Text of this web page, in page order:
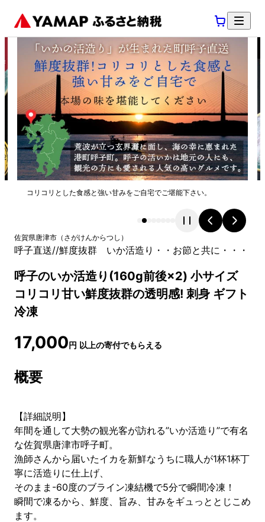
コリコリとした食感と強い甘みをご自宅でご堪能下さい。
佐賀県唐津市 （ さがけんからつし ）
呼子直送//鮮度抜群 いか活造り・・お節と共に・・・
呼子のいか活造り(160g前後×2) 小サイズ
コリコリ甘い鮮度抜群の透明感! 刺身 ギフト
冷凍
17,000円 以上の寄付でもらえる
概要
【詳細説明】
年間を通して大勢の観光客が訪れる”いか活造り”で有名
な佐賀県唐津市呼子町。
漁師さんから届いたイカを新鮮なうちに職人が1杯1杯丁
寧に活造りに仕上げ、
そのまま-60度のブライン凍結機で5分で瞬間冷凍！
瞬間で凍るから、鮮度、旨み、甘みをギュっととじこめ
ます。